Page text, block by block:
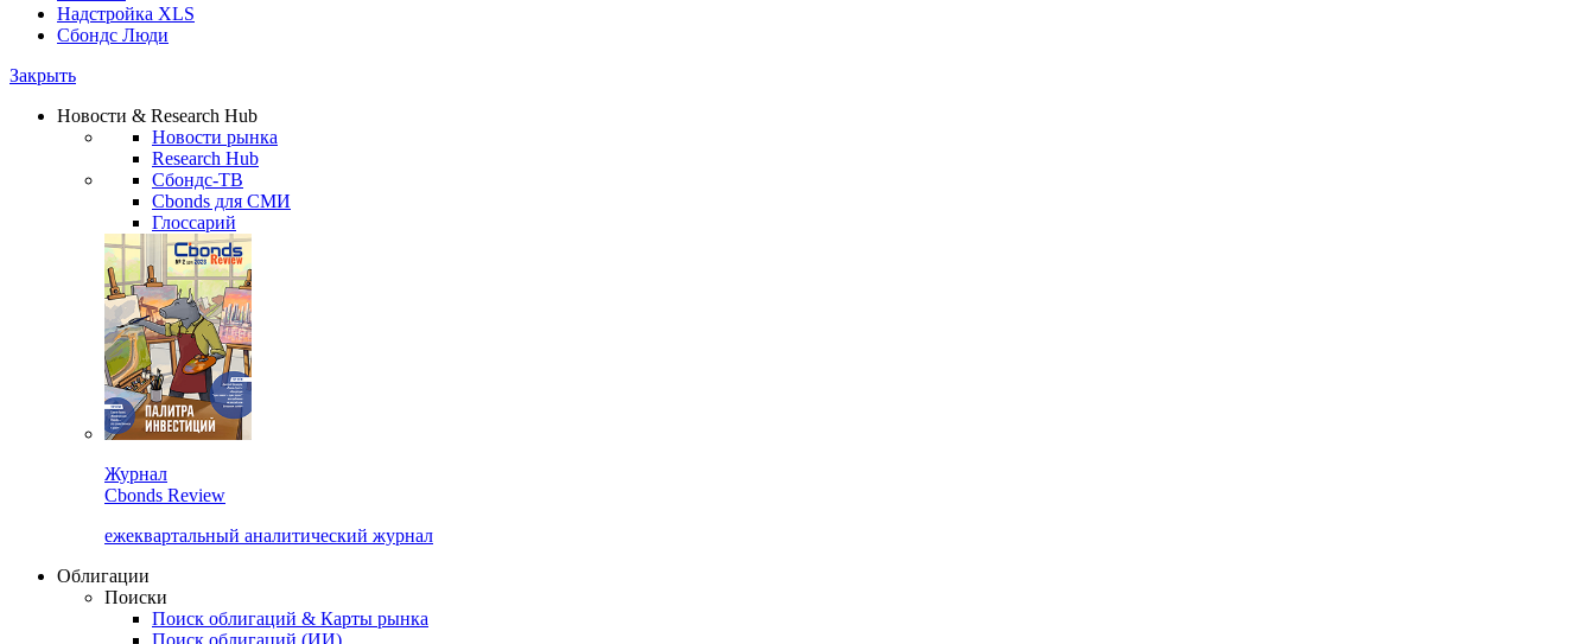
Надстройка XLS
Сбондс Люди
Закрыть
Новости & Research Hub
Новости рынка
Research Hub
Сбондс-ТВ
Cbonds для СМИ
Глоссарий
Журнал
Cbonds Review
ежеквартальный аналитический журнал
Облигации
Поиски
Поиск облигаций & Карты рынка